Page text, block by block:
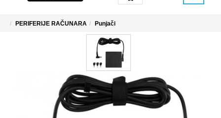
MICROSOFT
PERIFERIJE RAČUNARA Punjači